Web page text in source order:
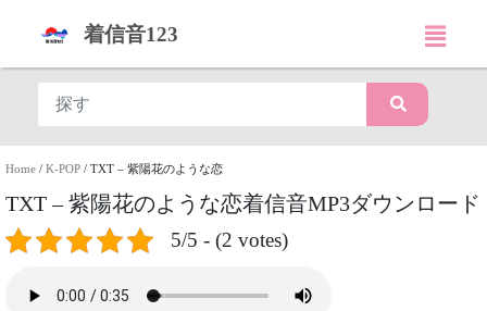
着信音123
Home / K-POP / TXT – 紫陽花のような恋
TXT – 紫陽花のような恋着信音MP3ダウンロード
5/5 - (2 votes)